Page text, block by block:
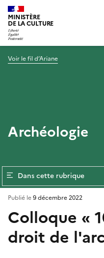
MINISTÈRE
DE LA CULTURE
Voir le fil d’Ariane
Archéologie
Dans cette rubrique
Colloque «
droit de
Publié le9 décembre 2022